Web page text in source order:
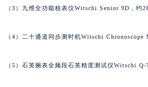
（3）九维全功能校表仪Witschi Senior 9D，约
（4）二十通道同步测时机Witschi Chronoscope
（5）石英腕表全频段石英精度测试仪Witschi